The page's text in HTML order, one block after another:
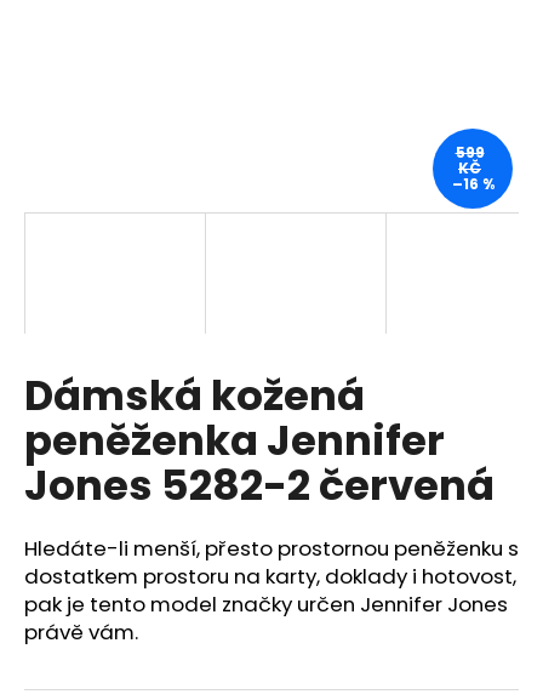
Dámská kožená
peněženka Jennifer
Jones 5282-2 červená
Hledáte-li menší, přesto prostornou peněženku s
dostatkem prostoru na karty, doklady i hotovost,
pak je tento model značky určen Jennifer Jones
právě vám.
599
KČ
–16 %
D
o
p
o
r
č
u
j
e
m
e